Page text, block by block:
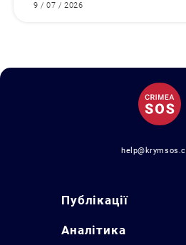
9 / 07 / 2026
Публікації
Аналітика